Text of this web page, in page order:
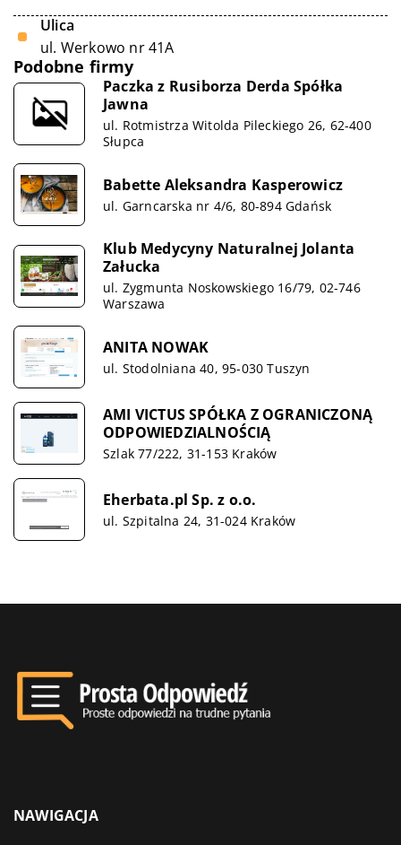
Ulica
ul. Werkowo nr 41A
Podobne firmy
Paczka z Rusiborza Derda Spółka
Jawna
ul. Rotmistrza Witolda Pileckiego 26, 62-400
Słupca
Babette Aleksandra Kasperowicz
ul. Garncarska nr 4/6, 80-894 Gdańsk
Klub Medycyny Naturalnej Jolanta
Załucka
ul. Zygmunta Noskowskiego 16/79, 02-746
Warszawa
ANITA NOWAK
ul. Stodolniana 40, 95-030 Tuszyn
AMI VICTUS SPÓŁKA Z OGRANICZONĄ
ODPOWIEDZIALNOŚCIĄ
Szlak 77/222, 31-153 Kraków
Eherbata.pl Sp. z o.o.
ul. Szpitalna 24, 31-024 Kraków
NAWIGACJA